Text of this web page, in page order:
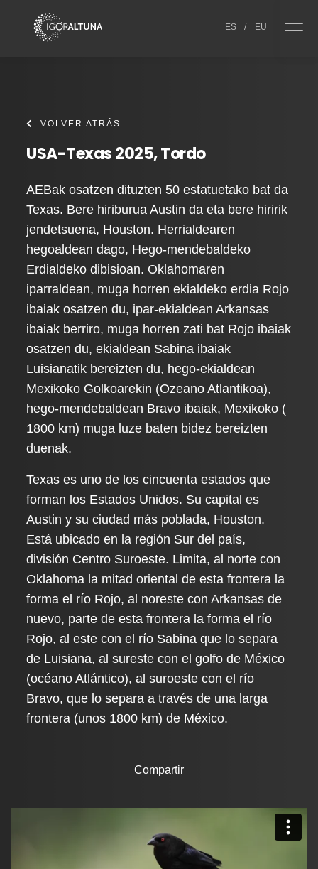
ES / EU
VOLVER ATRÁS
USA-Texas 2025, Tordo
AEBak osatzen dituzten 50 estatuetako bat da
Texas. Bere hiriburua Austin da eta bere hiririk
jendetsuena, Houston. Herrialdearen
hegoaldean dago, Hego-mendebaldeko
Erdialdeko dibisioan. Oklahomaren
iparraldean, muga horren ekialdeko erdia Rojo
ibaiak osatzen du, ipar-ekialdean Arkansas
ibaiak berriro, muga horren zati bat Rojo ibaiak
osatzen du, ekialdean Sabina ibaiak
Luisianatik bereizten du, hego-ekialdean
Mexikoko Golkoarekin (Ozeano Atlantikoa),
hego-mendebaldean Bravo ibaiak, Mexikoko (
1800 km) muga luze baten bidez bereizten
duenak.
Texas es uno de los cincuenta estados que
forman los Estados Unidos. Su capital es
Austin y su ciudad más poblada, Houston.
Está ubicado en la región Sur del país,
división Centro Suroeste. Limita, al norte con
Oklahoma la mitad oriental de esta frontera la
forma el río Rojo, al noreste con Arkansas de
nuevo, parte de esta frontera la forma el río
Rojo, al este con el río Sabina que lo separa
de Luisiana, al sureste con el golfo de México
(océano Atlántico), al suroeste con el río
Bravo, que lo separa a través de una larga
frontera (unos 1800 km) de México.
Compartir